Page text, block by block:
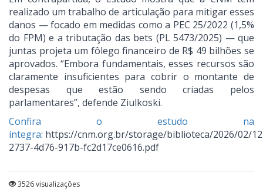
realizado um trabalho de articulação para mitigar esses
danos — focado em medidas como a PEC 25/2022 (1,5%
do FPM) e a tributação das bets (PL 5473/2025) — que
juntas projeta um fôlego financeiro de R$ 49 bilhões se
aprovados. “Embora fundamentais, esses recursos são
claramente insuficientes para cobrir o montante de
despesas que estão sendo criadas pelos
parlamentares”, defende Ziulkoski.
Confira o estudo na
íntegra: https://cnm.org.br/storage/biblioteca/2026/02/
2737-4d76-917b-fc2d17ce0616.pdf
3526 visualizações